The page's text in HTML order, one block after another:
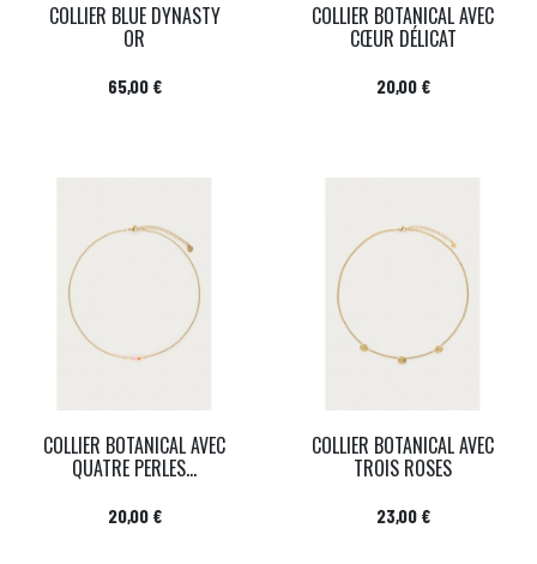
COLLIER BLUE DYNASTY
OR
Prix
65,00 €
COLLIER BOTANICAL AVEC
CŒUR DÉLICAT
Prix
20,00 €
COLLIER BOTANICAL AVEC
QUATRE PERLES...
Prix
20,00 €
COLLIER BOTANICAL AVEC
TROIS ROSES
Prix
23,00 €